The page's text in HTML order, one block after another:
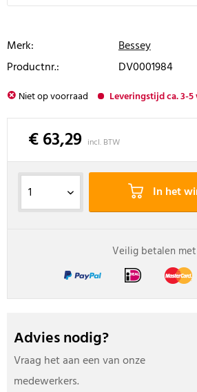
Merk:
Bessey
Productnr.:
DV0001984
Niet op voorraad Leveringstijd ca. 3-
€ 63,29 incl. BTW
In het
Veilig betalen met
Advies nodig?
Vraag het aan een van onze
medewerkers.